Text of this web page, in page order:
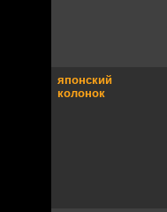
японский
колонок